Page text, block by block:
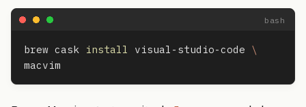
brew cask install visual-studio-code \